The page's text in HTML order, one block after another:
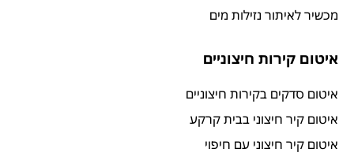
מכשיר לאיתור נזילות מים
איטום קירות חיצוניים
איטום סדקים בקירות חיצוניים
איטום קיר חיצוני בבית קרקע
איטום קיר חיצוני עם חיפוי